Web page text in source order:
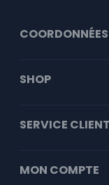
COORDONNÉES
SHOP
SERVICE
MON COMPTE